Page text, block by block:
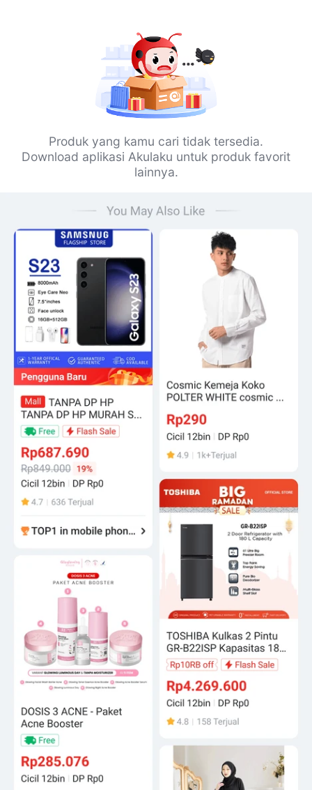
Produk yang kamu cari tidak tersedia.
Download aplikasi Akulaku untuk produk favorit
lainnya.